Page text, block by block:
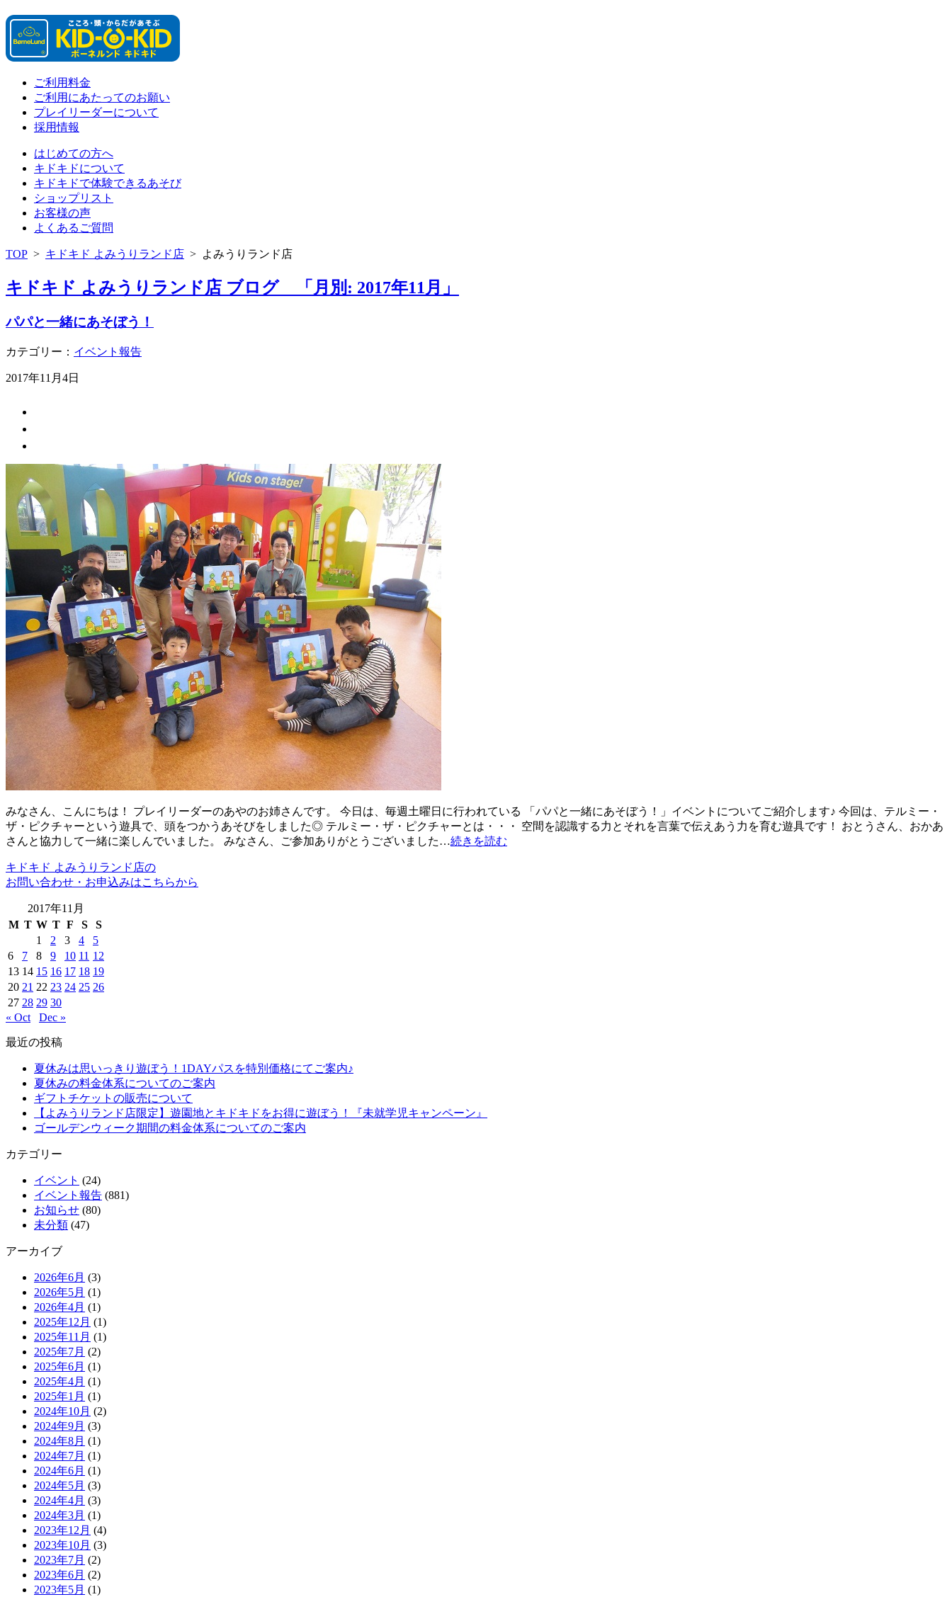
ご利用料金
ご利用にあたってのお願い
プレイリーダーについて
採用情報
はじめての方へ
キドキドについて
キドキドで体験できるあそび
ショップリスト
お客様の声
よくあるご質問
TOP > キドキド よみうりランド店 > よみうりランド店
キドキド よみうりランド店 ブログ 「月別: 2017年11月」
パパと一緒にあそぼう！
カテゴリー： イベント報告
2017年11月4日
みなさん、こんにちは！ プレイリーダーのあやのお姉さんです。 今日は、毎週土曜日に行われている 「パパと一緒にあそぼう！」イベントについてご紹介します♪ 今回は、テルミー・
ザ・ピクチャーという遊具で、頭をつかうあそびをしました◎ テルミー・ザ・ピクチャーとは・・・ 空間を認識する力とそれを言葉で伝えあう力を育む遊具です！ おとうさん、おかあ
さんと協力して一緒に楽しんでいました。 みなさん、ご参加ありがとうございました…続きを読む
キドキド よみうりランド店の
お問い合わせ・お申込みはこちらから
2017年11月
M T W T F S
S
1
2 3 4
5
6
7 8 9 10 11 12
13 14 15 16 17 18 19
20 21 22 23 24 25 26
27 28 29 30
« Oct
Dec »
最近の投稿
夏休みは思いっきり遊ぼう！1DAYパスを特別価格にてご案内♪
夏休みの料金体系についてのご案内
ギフトチケットの販売について
【よみうりランド店限定】遊園地とキドキドをお得に遊ぼう！『未就学児キャンペーン』
ゴールデンウィーク期間の料金体系についてのご案内
カテゴリー
イベント (24)
イベント報告 (881)
お知らせ (80)
未分類 (47)
アーカイブ
2026年6月 (3)
2026年5月 (1)
2026年4月 (1)
2025年12月 (1)
2025年11月 (1)
2025年7月 (2)
2025年6月 (1)
2025年4月 (1)
2025年1月 (1)
2024年10月 (2)
2024年9月 (3)
2024年8月 (1)
2024年7月 (1)
2024年6月 (1)
2024年5月 (3)
2024年4月 (3)
2024年3月 (1)
2023年12月 (4)
2023年10月 (3)
2023年7月 (2)
2023年6月 (2)
2023年5月 (1)